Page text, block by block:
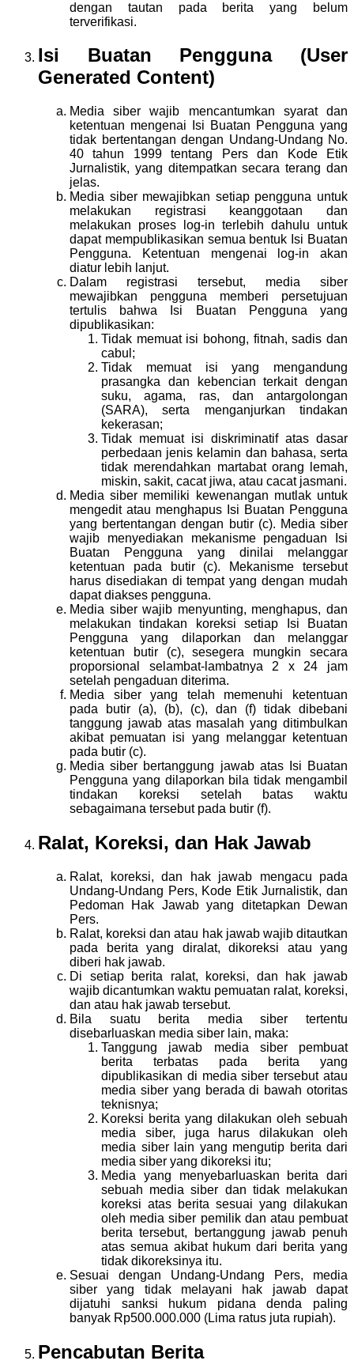
dengan tautan pada berita yang belum
terverifikasi.
Isi Buatan Pengguna (User
Generated Content)
Media siber wajib mencantumkan syarat dan
ketentuan mengenai Isi Buatan Pengguna yang
tidak bertentangan dengan Undang-Undang No.
40 tahun 1999 tentang Pers dan Kode Etik
Jurnalistik, yang ditempatkan secara terang dan
jelas.
Media siber mewajibkan setiap pengguna untuk
melakukan registrasi keanggotaan dan
melakukan proses log-in terlebih dahulu untuk
dapat mempublikasikan semua bentuk Isi Buatan
Pengguna. Ketentuan mengenai log-in akan
diatur lebih lanjut.
Dalam registrasi tersebut, media siber
mewajibkan pengguna memberi persetujuan
tertulis bahwa Isi Buatan Pengguna yang
dipublikasikan:
Tidak memuat isi bohong, fitnah, sadis dan
cabul;
Tidak memuat isi yang mengandung
prasangka dan kebencian terkait dengan
suku, agama, ras, dan antargolongan
(SARA), serta menganjurkan tindakan
kekerasan;
Tidak memuat isi diskriminatif atas dasar
perbedaan jenis kelamin dan bahasa, serta
tidak merendahkan martabat orang lemah,
miskin, sakit, cacat jiwa, atau cacat jasmani.
Media siber memiliki kewenangan mutlak untuk
mengedit atau menghapus Isi Buatan Pengguna
yang bertentangan dengan butir (c). Media siber
wajib menyediakan mekanisme pengaduan Isi
Buatan Pengguna yang dinilai melanggar
ketentuan pada butir (c). Mekanisme tersebut
harus disediakan di tempat yang dengan mudah
dapat diakses pengguna.
Media siber wajib menyunting, menghapus, dan
melakukan tindakan koreksi setiap Isi Buatan
Pengguna yang dilaporkan dan melanggar
ketentuan butir (c), sesegera mungkin secara
proporsional selambat-lambatnya 2 x 24 jam
setelah pengaduan diterima.
Media siber yang telah memenuhi ketentuan
pada butir (a), (b), (c), dan (f) tidak dibebani
tanggung jawab atas masalah yang ditimbulkan
akibat pemuatan isi yang melanggar ketentuan
pada butir (c).
Media siber bertanggung jawab atas Isi Buatan
Pengguna yang dilaporkan bila tidak mengambil
tindakan koreksi setelah batas waktu
sebagaimana tersebut pada butir (f).
Ralat, Koreksi, dan Hak Jawab
Ralat, koreksi, dan hak jawab mengacu pada
Undang-Undang Pers, Kode Etik Jurnalistik, dan
Pedoman Hak Jawab yang ditetapkan Dewan
Pers.
Ralat, koreksi dan atau hak jawab wajib ditautkan
pada berita yang diralat, dikoreksi atau yang
diberi hak jawab.
Di setiap berita ralat, koreksi, dan hak jawab
wajib dicantumkan waktu pemuatan ralat, koreksi,
dan atau hak jawab tersebut.
Bila suatu berita media siber tertentu
disebarluaskan media siber lain, maka:
Tanggung jawab media siber pembuat
berita terbatas pada berita yang
dipublikasikan di media siber tersebut atau
media siber yang berada di bawah otoritas
teknisnya;
Koreksi berita yang dilakukan oleh sebuah
media siber, juga harus dilakukan oleh
media siber lain yang mengutip berita dari
media siber yang dikoreksi itu;
Media yang menyebarluaskan berita dari
sebuah media siber dan tidak melakukan
koreksi atas berita sesuai yang dilakukan
oleh media siber pemilik dan atau pembuat
berita tersebut, bertanggung jawab penuh
atas semua akibat hukum dari berita yang
tidak dikoreksinya itu.
Sesuai dengan Undang-Undang Pers, media
siber yang tidak melayani hak jawab dapat
dijatuhi sanksi hukum pidana denda paling
banyak Rp500.000.000 (Lima ratus juta rupiah).
Pencabutan Berita